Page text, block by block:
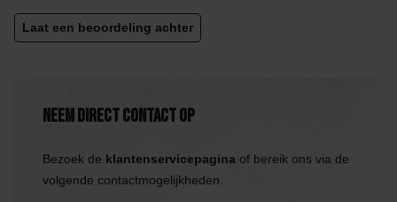
Laat een beoordeling achter
Neem direct contact op
Bezoek de klantenservicepagina of bereik ons via de
volgende contactmogelijkheden.